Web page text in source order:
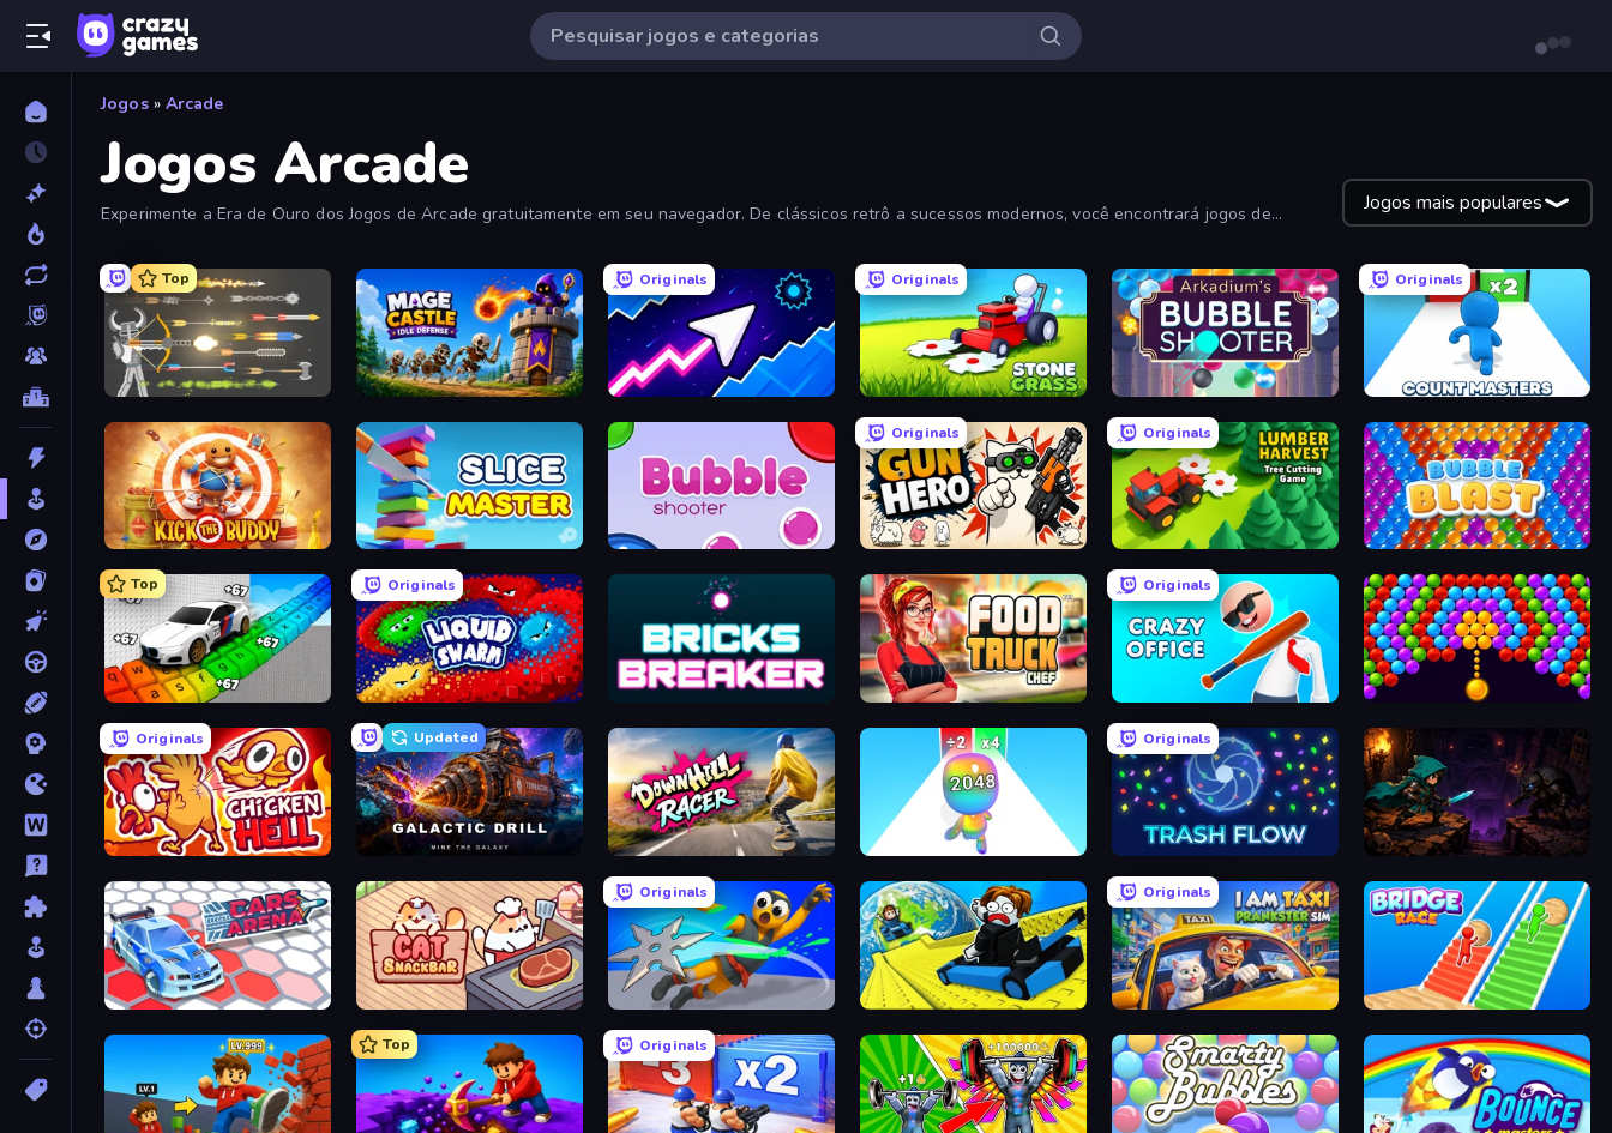
Jogos » Arcade
Jogos Arcade
Experimente a Era de Ouro dos Jogos de Arcade gratuitamente em seu navegador. De clássicos retrô a sucessos modernos, você encontrará jogos de
Jogos mais populares
Top
Ragdoll Archers Mage Castle Idle Defense
Originals
Space Waves
Originals
Stone Grass: Mowing Simulator Arkadium's Bubble Shooter
Originals
Kick the Buddy Slice Master Bubble Shooter
Originals
Gun Hero: Cat Survival
Originals
Lumber Harvest: Tree Cutting Game Bubble Blast
Top Originals
Liquid Swarm Food Truck Chef™: A Fun Cooking Game
Originals
Crazy Office: Slap and Smash! Bubble Story
Originals
Chicken Hell
Updated
Galactic Drill Downhill Racer Man Runner 2048
Originals
Trash Flow Dungeon Descent
Cars Arena Cat Snack Bar
Originals
Ninja Swipe Strike Cart Ride Danger Mount
Originals
I Am Taxi Prankster Sim Bridge Race
Top Originals